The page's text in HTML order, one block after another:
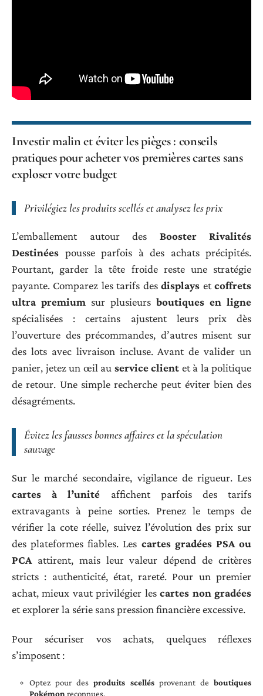
Investir malin et éviter les pièges : conseils
pratiques pour acheter vos premières cartes sans
exploser votre budget
Privilégiez les produits scelléset analysez les prix
L’emballement autour des
Pourtant, garder la tête froide reste une stratégie
payante. Comparez les tarifs des
displays
spécialisées : certains ajustent leurs prix dès
l’ouverture des précommandes, d’autres misent sur
des lots avec livraison incluse. Avant de valider un
panier, jetez un œil auservice clientet à la politique
de retour. Une simple recherche peut éviter bien des
désagréments.
Évitez les fausses bonnes affaires et la spéculation
sauvage
Sur le marché secondaire, vigilance de rigueur. Les
cartes à l’unité
vérifier la cote réelle, suivez l’évolution des prix sur